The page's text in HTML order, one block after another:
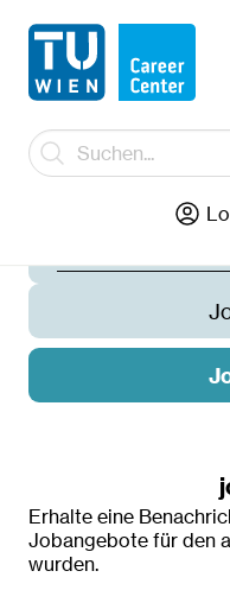
Jobtitel /
Ort
Erhalte eine
Jobangebote für den
wurden.